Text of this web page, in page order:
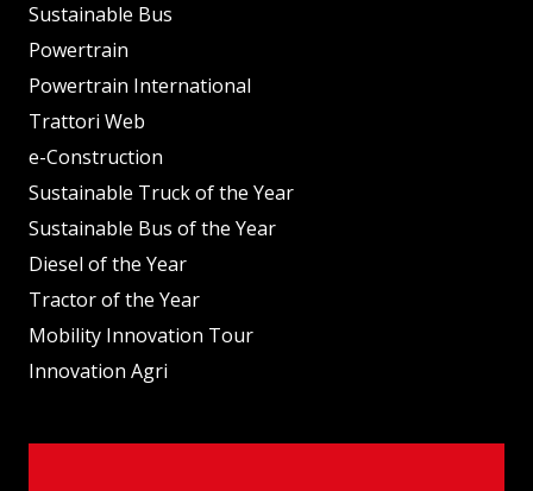
Sustainable Bus
Powertrain
Powertrain International
Trattori Web
e-Construction
Sustainable Truck of the Year
Sustainable Bus of the Year
Diesel of the Year
Tractor of the Year
Mobility Innovation Tour
Innovation Agri